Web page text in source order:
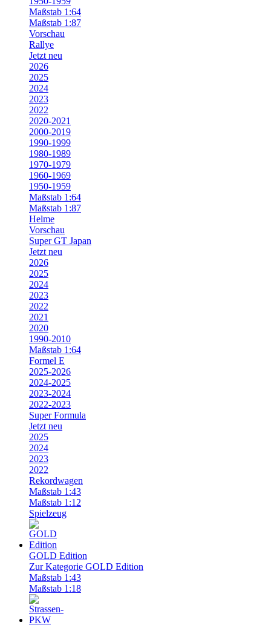
Maßstab 1:64
Maßstab 1:87
Vorschau
Rallye
Jetzt neu
2026
2025
2024
2023
2022
2020-2021
2000-2019
1990-1999
1980-1989
1970-1979
1960-1969
1950-1959
Maßstab 1:64
Maßstab 1:87
Helme
Vorschau
Super GT Japan
Jetzt neu
2026
2025
2024
2023
2022
2021
2020
1990-2010
Maßstab 1:64
Formel E
2025-2026
2024-2025
2023-2024
2022-2023
Super Formula
Jetzt neu
2025
2024
2023
2022
Rekordwagen
Maßstab 1:43
Maßstab 1:12
Spielzeug
GOLD Edition
Zur Kategorie GOLD Edition
Maßstab 1:43
Maßstab 1:18